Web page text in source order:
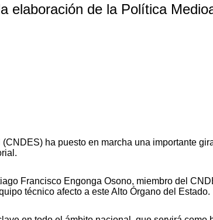
elaboración de la Política
ha puesto en marcha una importante
Francisco Engonga Osono, miembro del
técnico afecto a este Alto Órgano del Estado.